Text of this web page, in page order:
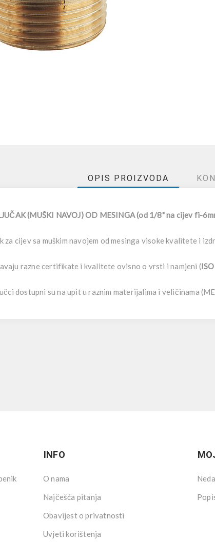
OPIS PROIZVODA
(MUŠKI NAVOJ) OD MESINGA (od 1/8" na cijev fi-
za cijev sa muškim navojem od mesinga visoke kvalitete i
razne certifikate i kvalitete ovisno o vrsti i namjeni (
dostupni su na upit u raznim materijalima i veličinama
INFO
O nama
Najčešća pitanja
Obavijest o privatnosti
Uvjeti korištenja